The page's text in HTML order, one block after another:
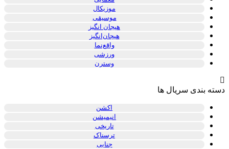
موزیکال
موسیقی
هیجان انگیز
هیجان‌انگیز
واقع‌نما
ورزشی
وسترن
دسته بندی سریال ها
اکشن
انیمیشن
تاریخی
ترسناک
جنایی